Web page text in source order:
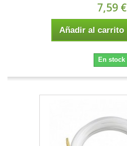
7,59 €
Añadir al carrito
En stock